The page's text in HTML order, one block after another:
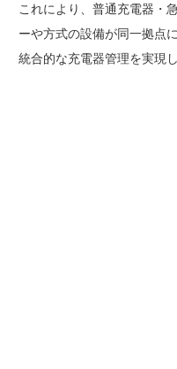
これにより、普通充電器・
ーや方式の設備が同一拠点
統合的な充電器管理を実現し